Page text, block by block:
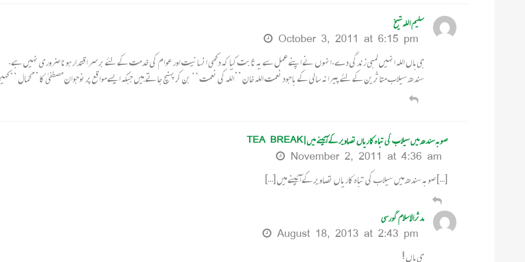
سلیم اللہ شیخ
October 3, 2011 at 6:15 pm
جی ہاں اللہ انہیں لمبی زندگی دے.انہوں نے اپنے عمل سے یہ ثابت کیا کہ دکھی انسانیت اور عوام کی خدمت کے لئے بر سر اقتدار ہونا ضروری نہیں ہے.
سندھ سیلاب متاثرین کے لئے پیرانہ سالی کے باجود نعمت اللہ خان ’’اللہ کی نعمت ‘‘ بن کر پہنچ جاتے ہیں جبکہ ایسے مواقع پر نوجوان مصطفیٰ کا ’’کمال ‘‘
صوبہ سندھ میں سیلاب کی تباہ کاریاں تصاویر کے آئینے میں | TEA BREAK
November 2, 2011 at 4:36 am
[…] صوبہ سندھ میں سیلاب کی تباہ کاریاں تصاویر کے آئینے میں […]
مدثرالاسلام گورسی
August 18, 2013 at 2:43 pm
جی ہاں !